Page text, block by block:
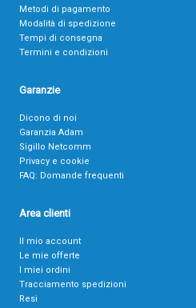
Metodi di pagamento
Modalità di spedizione
Tempi di consegna
Termini e condizioni
Garanzie
Dicono di noi
Garanzia Adam
Sigillo Netcomm
Privacy e cookie
FAQ: Domande frequenti
Area clienti
Il mio account
Le mie offerte
I miei ordini
Tracciamento spedizioni
Resi